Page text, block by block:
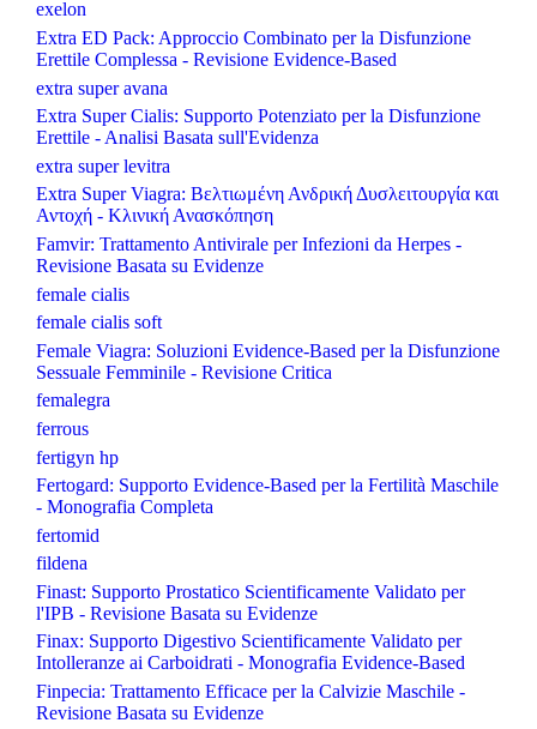
exelon
Extra ED Pack: Approccio Combinato per la Disfunzione
Erettile Complessa - Revisione Evidence-Based
extra super avana
Extra Super Cialis: Supporto Potenziato per la Disfunzione
Erettile - Analisi Basata sull'Evidenza
extra super levitra
Extra Super Viagra: Βελτιωμένη Ανδρική Δυσλειτουργία και
Αντοχή - Κλινική Ανασκόπηση
Famvir: Trattamento Antivirale per Infezioni da Herpes -
Revisione Basata su Evidenze
female cialis
female cialis soft
Female Viagra: Soluzioni Evidence-Based per la Disfunzione
Sessuale Femminile - Revisione Critica
femalegra
ferrous
fertigyn hp
Fertogard: Supporto Evidence-Based per la Fertilità Maschile
- Monografia Completa
fertomid
fildena
Finast: Supporto Prostatico Scientificamente Validato per
l'IPB - Revisione Basata su Evidenze
Finax: Supporto Digestivo Scientificamente Validato per
Intolleranze ai Carboidrati - Monografia Evidence-Based
Finpecia: Trattamento Efficace per la Calvizie Maschile -
Revisione Basata su Evidenze